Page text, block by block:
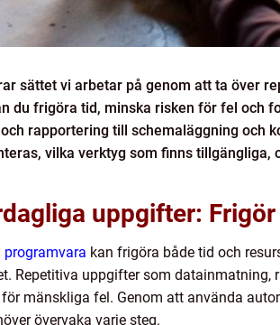
sättet vi arbetar på genom att ta över
du frigöra tid, minska risken för fel och
rapportering till schemaläggning och
vilka verktyg som finns tillgängliga,
uppgifter:
programvara kan frigöra både tid och
Repetitiva uppgifter som
mänskliga fel. Genom att använda
övervaka varje steg.